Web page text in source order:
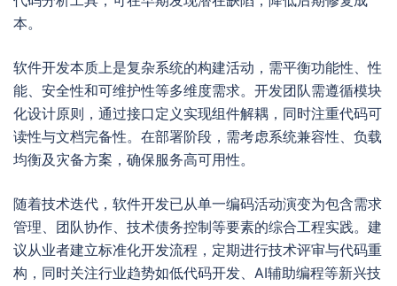
本。
软件开发本质上是复杂系统的构建活动，需平衡功能性、性
能、安全性和可维护性等多维度需求。开发团队需遵循模块
化设计原则，通过接口定义实现组件解耦，同时注重代码可
读性与文档完备性。在部署阶段，需考虑系统兼容性、负载
均衡及灾备方案，确保服务高可用性。
随着技术迭代，软件开发已从单一编码活动演变为包含需求
管理、团队协作、技术债务控制等要素的综合工程实践。建
议从业者建立标准化开发流程，定期进行技术评审与代码重
构，同时关注行业趋势如低代码开发、AI辅助编程等新兴技